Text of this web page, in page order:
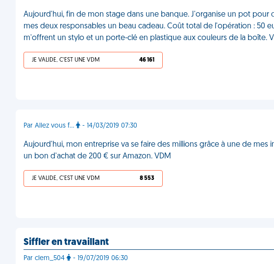
Aujourd'hui, fin de mon stage dans une banque. J'organise un pot pour
mes deux responsables un beau cadeau. Coût total de l'opération : 50
m'offrent un stylo et un porte-clé en plastique aux couleurs de la boîte.
JE VALIDE, C'EST UNE VDM 46 161
Par Allez vous f... - 14/03/2019 07:30
Aujourd'hui, mon entreprise va se faire des millions grâce à une de mes
un bon d'achat de 200 € sur Amazon. VDM
JE VALIDE, C'EST UNE VDM 8 553
Siffler en travaillant
Par clem_504 - 19/07/2019 06:30